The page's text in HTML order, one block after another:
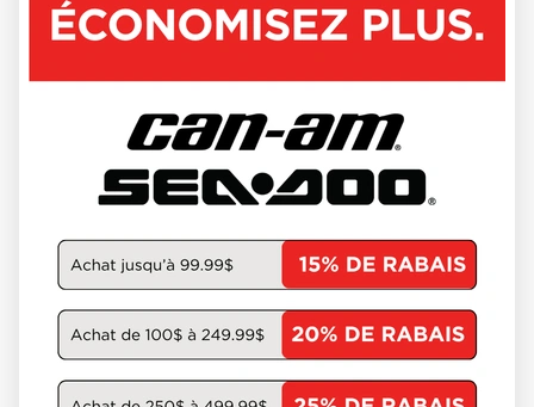
accessoires
Offres valables du 1er juillet au 31 août 2026.